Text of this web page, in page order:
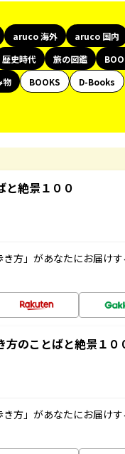
aruco 海外 aruco 国内
歴史時代 旅の図鑑
物 BOOKS
D-Books
と絶景１００
方」があなたにお届け
のことばと絶景１０
方」があなたにお届け